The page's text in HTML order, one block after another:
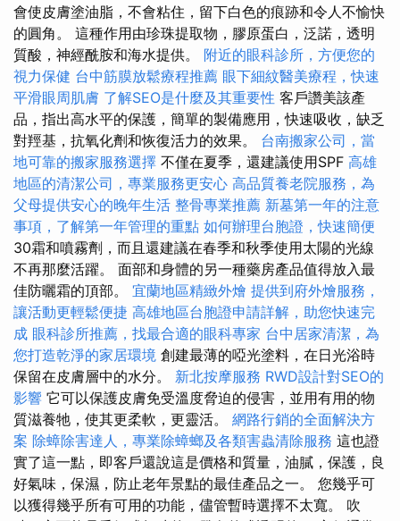
會使皮膚塗油脂，不會粘住，留下白色的痕跡和令人不愉快
的圓角。 這種作用由珍珠提取物，膠原蛋白，泛諾，透明
質酸，神經酰胺和海水提供。 附近的眼科診所，方便您的
視力保健 台中筋膜放鬆療程推薦 眼下細紋醫美療程，快速
平滑眼周肌膚 了解SEO是什麼及其重要性 客戶讚美該產
品，指出高水平的保護，簡單的製備應用，快速吸收，缺乏
對羥基，抗氧化劑和恢復活力的效果。 台南搬家公司，當
地可靠的搬家服務選擇 不僅在夏季，還建議使用SPF 高雄
地區的清潔公司，專業服務更安心 高品質養老院服務，為
父母提供安心的晚年生活 整骨專業推薦 新墓第一年的注意
事項，了解第一年管理的重點 如何辦理台胞證，快速簡便
30霜和噴霧劑，而且還建議在春季和秋季使用太陽的光線
不再那麼活躍。 面部和身體的另一種藥房產品值得放入最
佳防曬霜的頂部。 宜蘭地區精緻外燴 提供到府外燴服務，
讓活動更輕鬆便捷 高雄地區台胞證申請詳解，助您快速完
成 眼科診所推薦，找最合適的眼科專家 台中居家清潔，為
您打造乾淨的家居環境 創建最薄的啞光塗料，在日光浴時
保留在皮膚層中的水分。 新北按摩服務 RWD設計對SEO的
影響 它可以保護皮膚免受溫度脅迫的侵害，並用有用的物
質滋養牠，使其更柔軟，更靈活。 網路行銷的全面解決方
案 除蟑除害達人，專業除蟑螂及各類害蟲清除服務 這也證
實了這一點，即客戶還說這是價格和質量，油膩，保護，良
好氣味，保濕，防止老年景點的最佳產品之一。 您幾乎可
以獲得幾乎所有可用的功能，儘管暫時選擇不太寬。 吹